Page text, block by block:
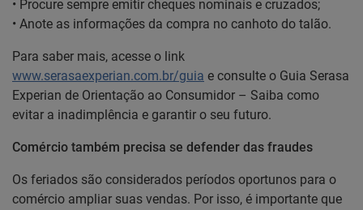
• Procure sempre emitir cheques nominais e cruzados;
• Anote as informações da compra no canhoto do talão.
Para saber mais, acesse o link
www.serasaexperian.com.br/guia e consulte o Guia Serasa
Experian de Orientação ao Consumidor – Saiba como
evitar a inadimplência e garantir o seu futuro.
Comércio também precisa se defender das fraudes
Os feriados são considerados períodos oportunos para o
comércio ampliar suas vendas. Por isso, é importante que